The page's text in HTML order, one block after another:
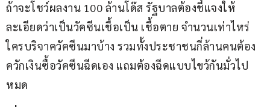
ถ้าจะโชว์ผลงาน 100 ล้านโด๊ส รัฐบาลต้องชี้แจงให้
ละเอียดว่าเป็นวัคซีนเชื้อเป็น เชื้อตาย จำนวนเท่าไหร่
ใครบริจาควัคซีนมาบ้าง รวมทั้งประชาชนกี่ล้านคนต้อง
ควักเงินซื้อวัคซีนฉีดเอง แถมต้องฉีดแบบไขว้กันมั่วไป
หมด